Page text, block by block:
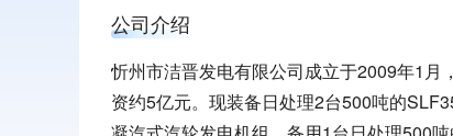
公司介绍
忻州市洁晋发电有限公司成立于2009年1
资约5亿元。现装备日处理2台500吨的